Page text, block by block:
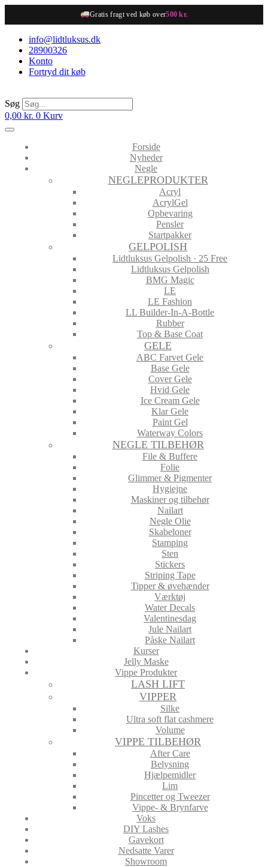
Gratis fragt ved køb over500 kr.
info@lidtluksus.dk
28900326
Konto
Fortryd dit køb
Søg
0,00 kr. 0 Kurv
Forside
Nyheder
Negle
NEGLEPRODUKTER
Acryl
AcrylGel
Opbevaring
Pensler
Startpakker
GELPOLISH
Lidtluksus Gelpolish · 25 Free
Lidtluksus Gelpolish
BMG Magic
LE
LE Fashion
LL Builder-In-A-Bottle
Rubber
Top & Base Coat
GELE
ABC Farvet Gele
Base Gele
Cover Gele
Hvid Gele
Ice Cream Gele
Klar Gele
Paint Gel
Waterway Colors
NEGLE TILBEHØR
File & Buffere
Folie
Glimmer & Pigmenter
Hygiejne
Maskiner og tilbehør
Nailart
Negle Olie
Skabeloner
Stamping
Sten
Stickers
Striping Tape
Tipper & øvehænder
Værktøj
Water Decals
Valentinesdag
Jule Nailart
Påske Nailart
Kurser
Jelly Maske
Vippe Produkter
LASH LIFT
VIPPER
Silke
Ultra soft flat cashmere
Volume
VIPPE TILBEHØR
After Care
Belysning
Hjælpemidler
Lim
Pincetter og Tweezer
Vippe- & Brynfarve
Voks
DIY Lashes
Gavekort
Nedsatte Varer
Showroom